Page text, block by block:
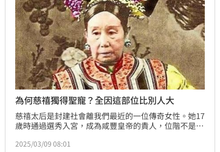
為何慈禧獨得聖寵？全因這部位比別人大
慈禧太后是封建社會離我們最近的一位傳奇女性。她17
歲時通過選秀入宮，成為咸豐皇帝的貴人，位階不是特
麼偏偏是她在後宮三千佳麗中脫穎而出的呢？
2025/03/09 08:01